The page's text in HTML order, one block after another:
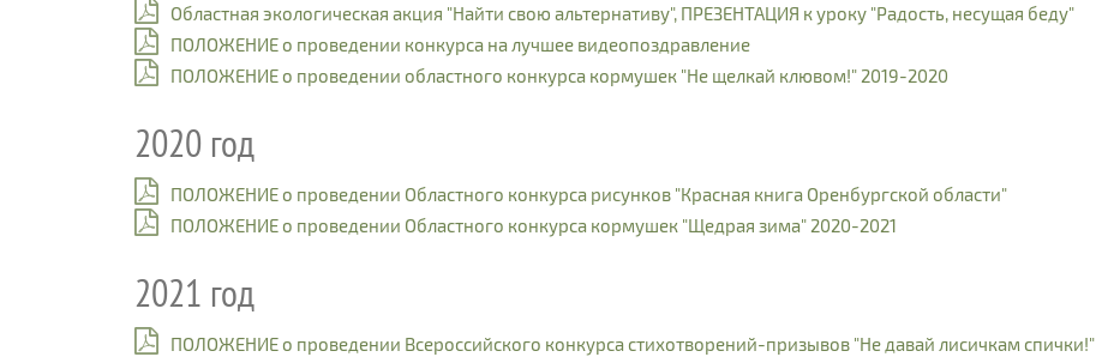
Областная экологическая акция "Найти свою альтернативу", ПРЕЗЕНТАЦИЯ к уроку "Радость, несущая беду"
ПОЛОЖЕНИЕ о проведении конкурса на лучшее видеопоздравление
ПОЛОЖЕНИЕ о проведении областного конкурса кормушек "Не щелкай клювом!" 2019-2020
2020 год
ПОЛОЖЕНИЕ о проведении Областного конкурса рисунков "Красная книга Оренбургской области"
ПОЛОЖЕНИЕ о проведении Областного конкурса кормушек "Щедрая зима" 2020-2021
2021 год
ПОЛОЖЕНИЕ о проведении Всероссийского конкурса стихотворений-призывов "Не давай лисичкам спички!"